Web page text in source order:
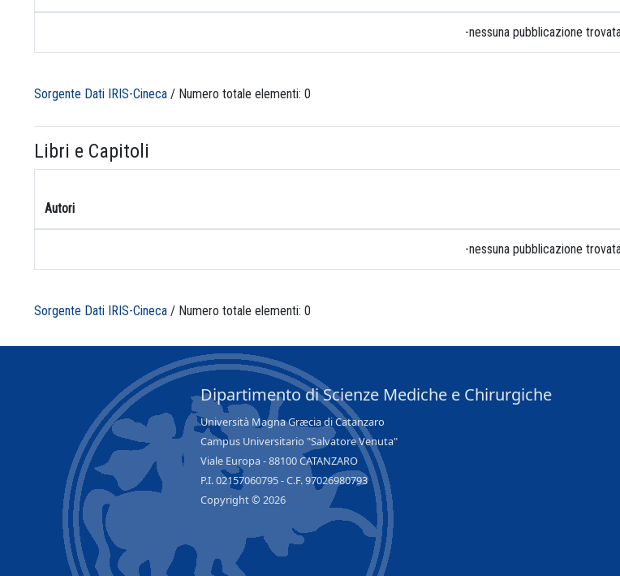
-nessuna pubblicazione
Sorgente Dati IRIS-Cineca / Numero totale elementi: 0
Libri e Capitoli
Autori
-nessuna pubblicazione
Sorgente Dati IRIS-Cineca / Numero totale elementi: 0
Dipartimento di Scienze Mediche e Chirurgiche
Università Magna Græcia di Catanzaro
Campus Universitario "Salvatore Venuta"
Viale Europa - 88100 CATANZARO
P.I. 02157060795 - C.F. 97026980793
Copyright © 2026